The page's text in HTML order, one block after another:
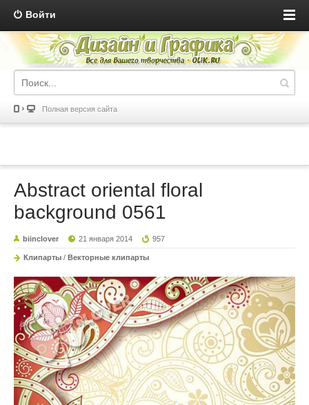
Войти
Полная версия сайта
Abstract oriental floral
background 0561
biinclover 21 января 2014 957
Клипарты / Векторные клипарты